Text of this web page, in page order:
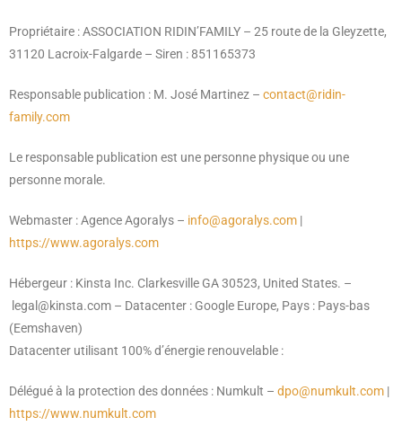
Propriétaire : ASSOCIATION RIDIN’FAMILY – 25 route de la Gleyzette,
31120 Lacroix-Falgarde – Siren : 851165373
Responsable publication : M. José Martinez – contact@ridin-
family.com
Le responsable publication est une personne physique ou une
personne morale.
Webmaster : Agence Agoralys – info@agoralys.com |
https://www.agoralys.com
Hébergeur : Kinsta Inc. Clarkesville GA 30523, United States. –
legal@kinsta.com – Datacenter : Google Europe, Pays : Pays-bas
(Eemshaven)
Datacenter utilisant 100% d’énergie renouvelable :
Délégué à la protection des données : Numkult – dpo@numkult.com |
https://www.numkult.com